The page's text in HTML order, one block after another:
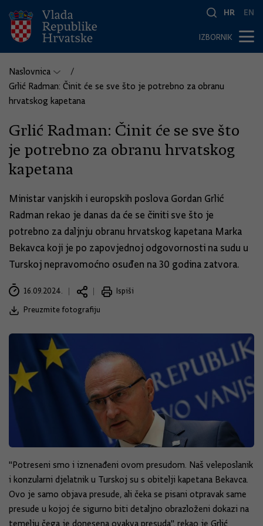
HR EN
IZBORNIK
Naslovnica
Grlić Radman: Činit će se sve što je potrebno za obranu
hrvatskog kapetana
Grlić Radman: Činit će se sve što
je potrebno za obranu hrvatskog
kapetana
Ministar vanjskih i europskih poslova Gordan Grlić
Radman rekao je danas da će se činiti sve što je
potrebno za daljnju obranu hrvatskog kapetana Marka
Bekavca koji je po zapovjednoj odgovornosti na sudu u
Turskoj nepravomoćno osuđen na 30 godina zatvora.
16.09.2024.
Ispiši
Preuzmite fotografiju
"Potreseni smo i iznenađeni ovom presudom. Naš veleposlanik
i konzularni djelatnik u Turskoj su s obitelji kapetana Bekavca.
Ovo je samo objava presude, ali čeka se pisani otpravak same
presude u kojoj će sigurno biti detaljno obrazloženi dokazi na
temelju čega je donesena ovakva presuda", rekao je Grlić